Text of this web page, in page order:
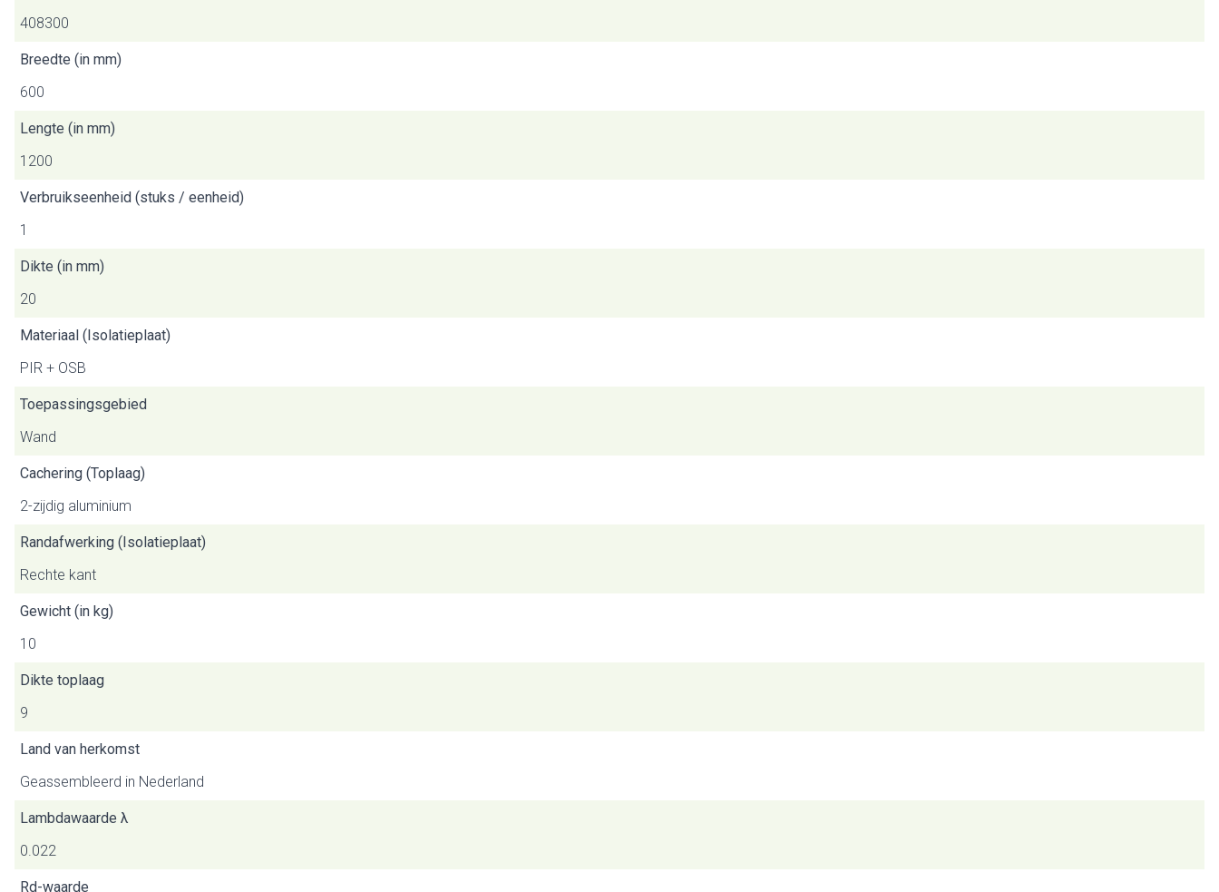
408300
Breedte (in mm)
600
Lengte (in mm)
1200
Verbruikseenheid (stuks / eenheid)
1
Dikte (in mm)
20
Materiaal (Isolatieplaat)
PIR + OSB
Toepassingsgebied
Wand
Cachering (Toplaag)
2-zijdig aluminium
Randafwerking (Isolatieplaat)
Rechte kant
Gewicht (in kg)
10
Dikte toplaag
9
Land van herkomst
Geassembleerd in Nederland
Lambdawaarde λ
0.022
Rd-waarde